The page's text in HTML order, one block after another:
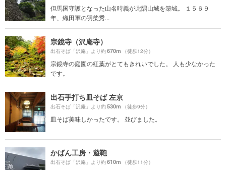
但馬国守護となった山名時義が此隅山城を築城。 １５６９
年、織田軍の羽柴秀...
宗鏡寺（沢庵寺）
出石そば「沢庵」より約670m （徒歩12分）
宗鏡寺の庭園の紅葉がとてもきれいでした。 人も少なかった
です。
出石手打ち皿そば 左京
出石そば「沢庵」より約530m （徒歩9分）
皿そば美味しかったです。 並びました。
かばん工房・遊鞄
出石そば「沢庵」より約610m （徒歩11分）